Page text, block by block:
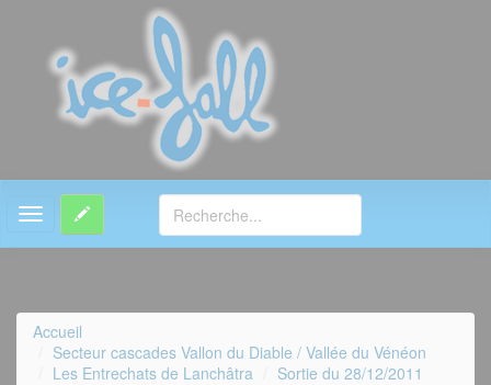
MENU
Accueil
Secteur cascades Vallon du Diable / Vallée du Vénéon
Les Entrechats de Lanchâtra
Sortie du 28/12/2011